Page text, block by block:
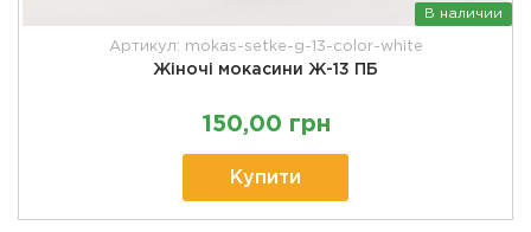
В наличии
Артикул: mokas-setke-g-13-color-white
Жіночі мокасини Ж-13 ПБ
150,00 грн
Купити